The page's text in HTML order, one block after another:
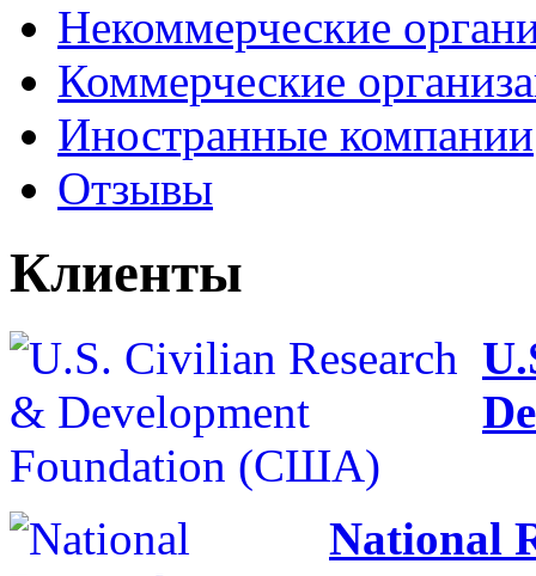
Некоммерческие
Коммерческие
Иностранные компании
Отзывы
Клиенты
National